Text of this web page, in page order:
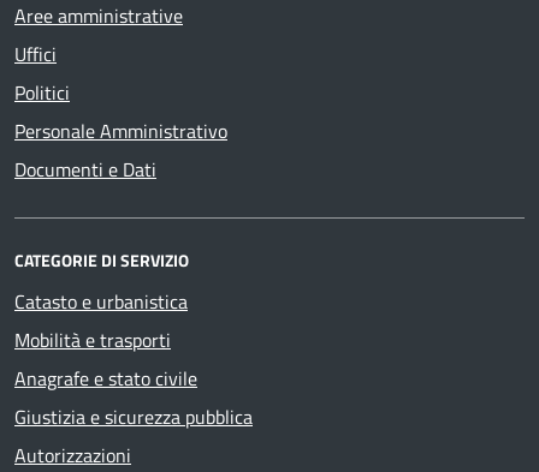
Aree amministrative
Uffici
Politici
Personale Amministrativo
Documenti e Dati
CATEGORIE DI SERVIZIO
Catasto e urbanistica
Mobilità e trasporti
Anagrafe e stato civile
Giustizia e sicurezza pubblica
Autorizzazioni